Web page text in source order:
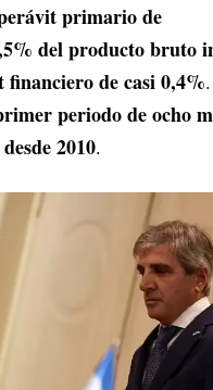
primario de
del producto bruto
de casi 0,4%
periodo de ocho
2010.